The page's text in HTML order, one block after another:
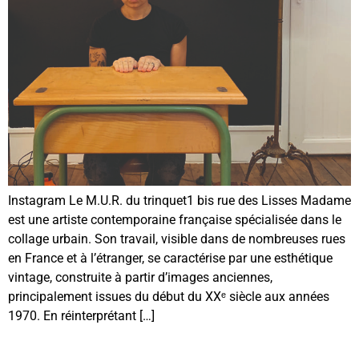
Instagram Le M.U.R. du trinquet1 bis rue des Lisses Madame
est une artiste contemporaine française spécialisée dans le
collage urbain. Son travail, visible dans de nombreuses rues
en France et à l’étranger, se caractérise par une esthétique
vintage, construite à partir d’images anciennes,
principalement issues du début du XXᵉ siècle aux années
1970. En réinterprétant […]